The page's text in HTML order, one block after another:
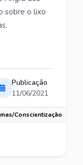
sobre o lixo
Publicação
11/06/2021
Conscientização